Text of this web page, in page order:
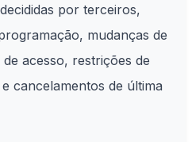
por terceiros,
mudanças de
acesso, restrições de
cancelamentos de última